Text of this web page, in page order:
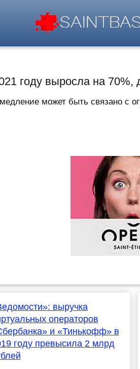
году выросла на
может быть связано с
выручка
операторов
и «Тинькофф» в
году превысила 2 млрд